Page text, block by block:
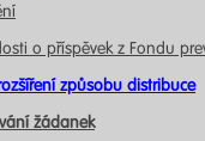
o příspěvek z Fondu
způsobu distribuce
žádanek